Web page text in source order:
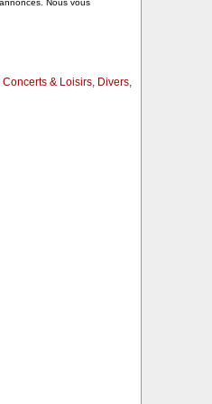
Nous vous
Concerts & Loisirs, Divers,